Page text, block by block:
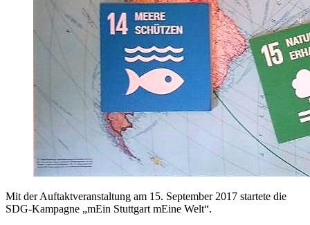
Mit der Auftaktveranstaltung am 15. September 2017 startete die
SDG-Kampagne „mEin Stuttgart mEine Welt“.